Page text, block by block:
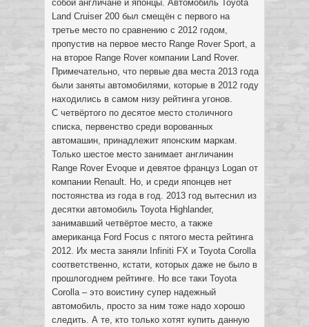
собой англичане и японцы. Автомобиль Toyota
Land Cruiser 200 был смещён с первого на
третье место по сравнению с 2012 годом,
пропустив на первое место Range Rover Sport, а
на второе Range Rover компании Land Rover.
Примечательно, что первые два места 2013 года
были заняты автомобилями, которые в 2012 году
находились в самом низу рейтинга угонов.
С четвёртого по десятое место столичного
списка, первенство среди ворованных
автомашин, принадлежит японским маркам.
Только шестое место занимает англичанин
Range Rover Evoque и девятое француз Logan от
компании Renault. Но, и среди японцев нет
постоянства из года в год. 2013 год вытеснил из
десятки автомобиль Toyota Highlander,
занимавший четвёртое место, а также
американца Ford Focus с пятого места рейтинга
2012. Их места заняли Infiniti FX и Toyota Corolla
соответственно, кстати, которых даже не было в
прошлогоднем рейтинге. Но все таки Toyota
Corolla – это воистину супер надежный
автомобиль, просто за ним тоже надо хорошо
следить. А те, кто только хотят купить данную